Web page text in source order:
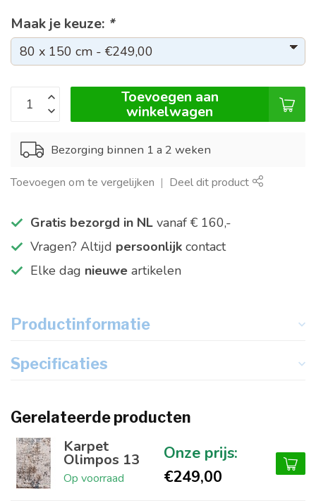
Maak je keuze: *
Toevoegen aan
winkelwagen
Bezorging binnen 1 a 2 weken
Toevoegen om te vergelijken Deel dit product
Gratis bezorgd in NL vanaf € 160,-
Vragen? Altijd persoonlijk contact
Elke dag nieuwe artikelen
Productinformatie
Specificaties
Gerelateerde producten
Karpet
Olimpos 13
Op voorraad €249,00